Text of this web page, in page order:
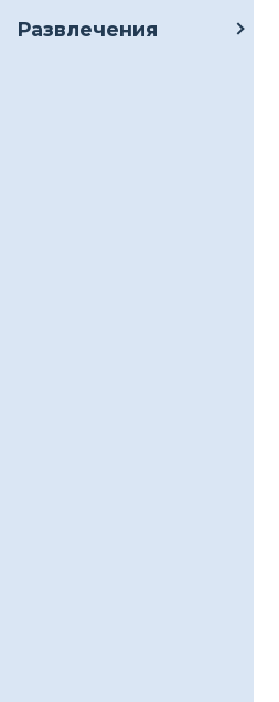
Развлечения